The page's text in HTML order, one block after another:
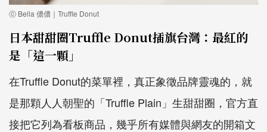
ⓒ Bella 儂儂｜Truffle Donut
日本甜甜圈Truffle Donut插旗台灣：最紅的
是「這一顆」
在Truffle Donut的菜單裡，真正象徵品牌靈魂的，就
是那顆人人朝聖的「Truffle Plain」生甜甜圈，官方直
接把它列為看板商品，幾乎所有媒體與網友的開箱文